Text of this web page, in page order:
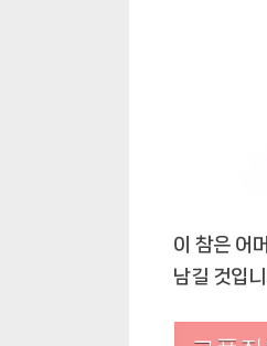
이 참은 어
남길 것입